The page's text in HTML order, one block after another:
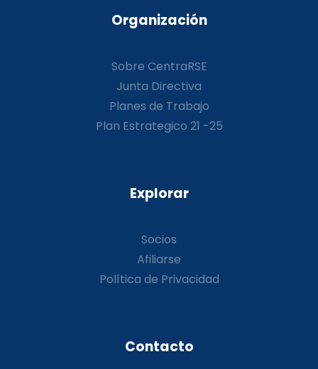
Organización
Sobre CentraRSE
Junta Directiva
Planes de Trabajo
Plan Estrategico 21 -25
Explorar
Socios
Afiliarse
Política de Privacidad
Contacto